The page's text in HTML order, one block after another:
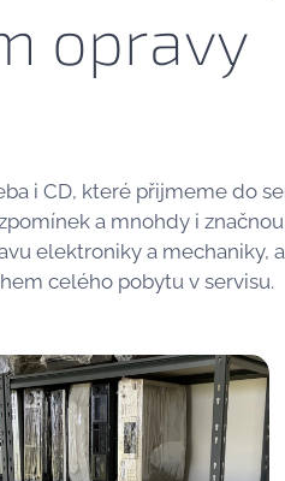
opravy
i CD, které přijmeme do
a mnohdy i
elektroniky a mechaniky,
celého pobytu v servisu.